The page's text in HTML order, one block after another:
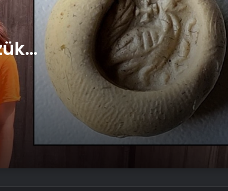
Düzce’de Anneler Günü Sürprizi
Bitlis Beş Minare Film Festivali Başladı
Mehteran Birliği Malatya’da Konser
Verdi